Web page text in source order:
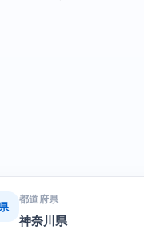
都道府県
神奈川県